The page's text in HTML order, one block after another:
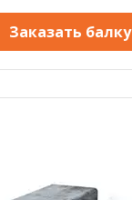
Заказать балку